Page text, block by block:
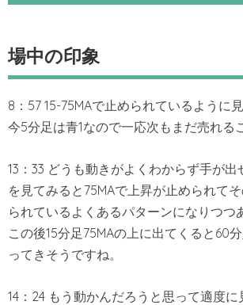
場中の印象
8：57 15-75MAで止められているように見
今5分足は青1なので一応次もまだ売れる
13：33 どうも動きがよくわからず手が出
を見てみると75MAで上昇が止められて
られているよくあるパターンになりつつ
この後15分足75MAの上に出てくると60
ってきそうですね。
14：24 もう動かんだろうと思って適度に